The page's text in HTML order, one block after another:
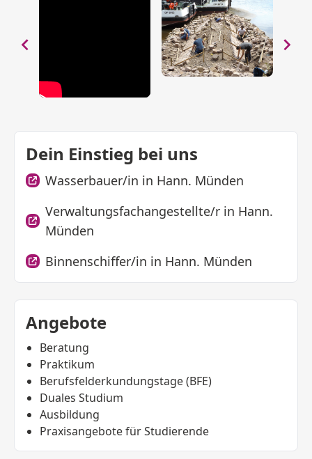
Dein Einstieg bei uns
Wasserbauer/in in Hann. Münden
Verwaltungsfachangestellte/r in Hann.
Münden
Binnenschiffer/in in Hann. Münden
Angebote
Beratung
Praktikum
Berufsfelderkundungstage (BFE)
Duales Studium
Ausbildung
Praxisangebote für Studierende